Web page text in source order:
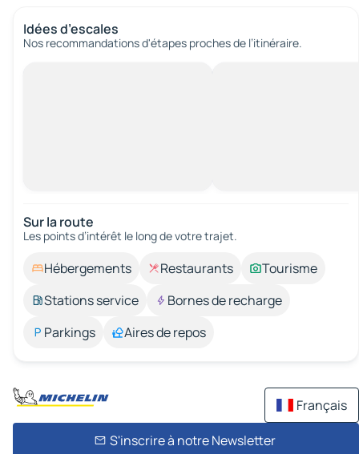
Idées d’escales
Nos recommandations d'étapes proches de l’itinéraire.
Sur la route
Les points d’intérêt le long de votre trajet.
Hébergements Restaurants
Tourisme
Stations service
Bornes de recharge
Parkings
Aires de repos
Français
S'inscrire à notre Newsletter